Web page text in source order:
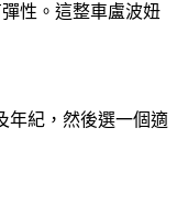
性。這整車盧波妞
年紀，然後選一個適